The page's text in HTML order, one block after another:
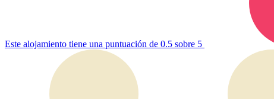
Este alojamiento tiene una puntuación de 0.5 sobre 5